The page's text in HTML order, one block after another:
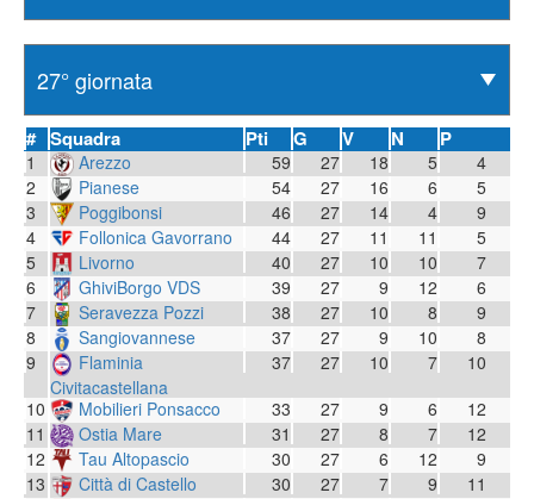
# Squadra Pti G V N P
1 Arezzo 59 27 18 5
4
2
Pianese 54 27 16 6
5
3
Poggibonsi 46 27 14 4
9
4
Follonica Gavorrano 44 27 11 11
5
5
Livorno 40 27 10 10
7
6
GhiviBorgo VDS 39 27 9 12
6
7
Seravezza Pozzi 38 27 10 8
9
8
Sangiovannese 37 27 9 10
8
9
Flaminia
Civitacastellana
37 27 10 7
10
10
Mobilieri Ponsacco 33 27 9 6
12
11
Ostia Mare 31 27 8 7
12
12
Tau Altopascio 30 27 6 12
9
13
Città di Castello 30 27 7 9
11